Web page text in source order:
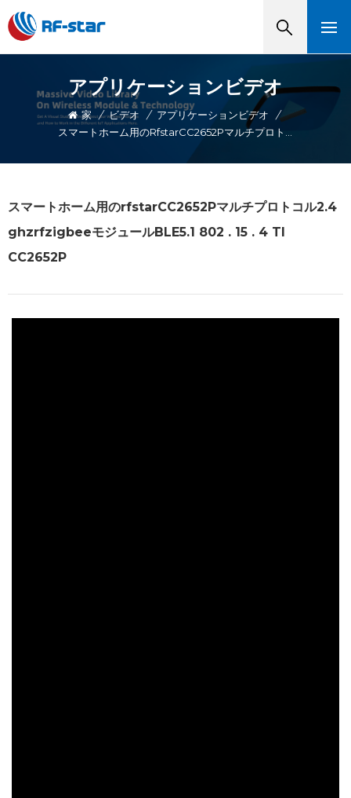
アプリケーションビデオ
家 / ビデオ / アプリケーションビデオ
/
スマートホーム用のrfstarCC2652Pマルチプロトコル2.4
ghzrfzigbeeモジュールBLE5.1 802 . 15 . 4 TI
CC2652P